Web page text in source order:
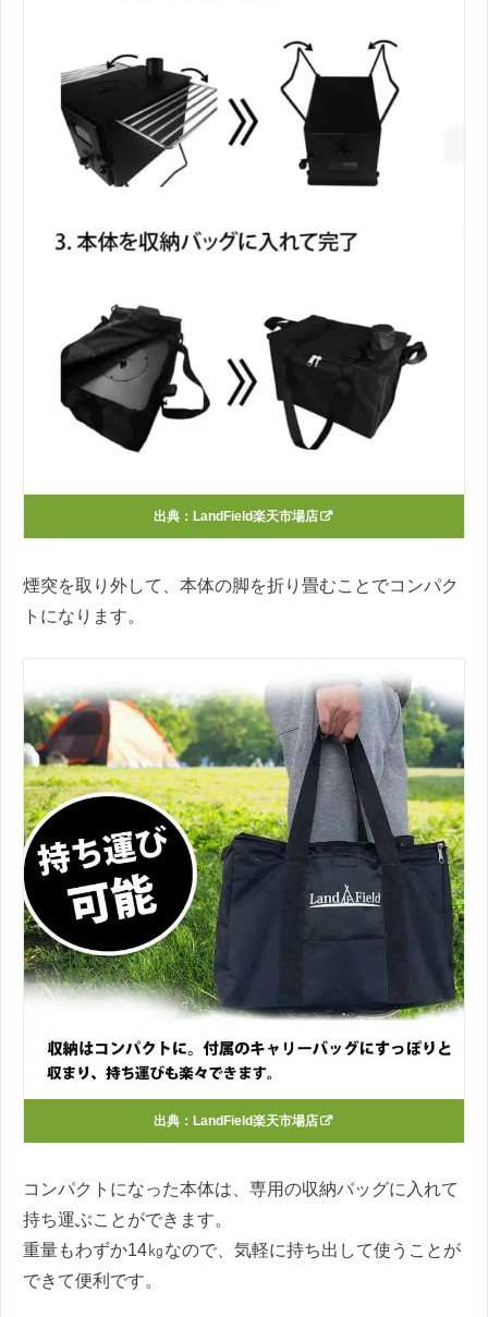
出典： LandField楽天市場店
煙突を取り外して、本体の脚を折り畳むことでコンパク
トになります。
出典： LandField楽天市場店
コンパクトになった本体は、専用の収納バッグに入れて
持ち運ぶことができます。
重量もわずか14㎏なので、気軽に持ち出して使うことが
できて便利です。